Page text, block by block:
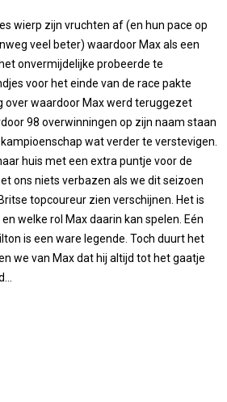
wierp zijn vruchten af (en hun pace op
veel beter) waardoor Max als een
onvermijdelijke probeerde te
voor het einde van de race pakte
over waardoor Max werd teruggezet
98 overwinningen op zijn naam staan
wat verder te verstevigen.
huis met een extra puntje voor de
ons niets verbazen als we dit seizoen
topcoureur zien verschijnen. Het is
welke rol Max daarin kan spelen. Eén
is een ware legende. Toch duurt het
we van Max dat hij altijd tot het gaatje